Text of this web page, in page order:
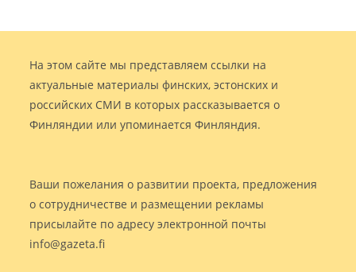
На этом сайте мы представляем ссылки на
актуальные материалы финских, эстонских и
российских СМИ в которых рассказывается о
Финляндии или упоминается Финляндия.
Ваши пожелания о развитии проекта, предложения
о сотрудничестве и размещении рекламы
присылайте по адресу электронной почты
info@gazeta.fi